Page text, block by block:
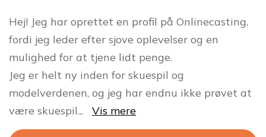
Hej! Jeg har oprettet en profil på Onlinecasting,
fordi jeg leder efter sjove oplevelser og en
mulighed for at tjene lidt penge.
Jeg er helt ny inden for skuespil og
modelverdenen, og jeg har endnu ikke prøvet at
være skuespil... Vis mere